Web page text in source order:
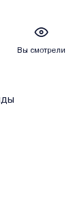
Вы смотрели